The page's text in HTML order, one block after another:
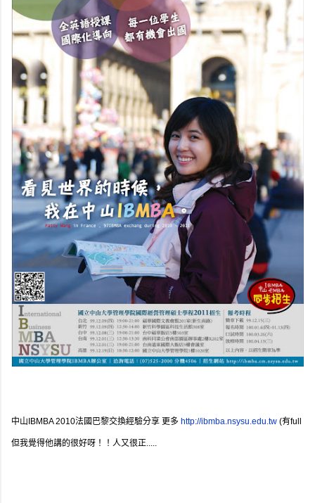
中山IBMBA 2010法國巴黎交換經驗分享 更多 http://ibmba.nsysu.edu.tw (有full
hd畫質，希望他不會來信問候我......)
但我覺得他講的很好呀！！人又很正.....